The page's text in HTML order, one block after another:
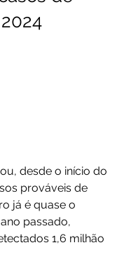
desde o início do
prováveis de
já é quase o
passado,
1,6 milhão